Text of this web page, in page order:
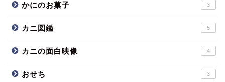
かにのお菓子 3
カニ図鑑 5
カニの面白映像 4
おせち 3